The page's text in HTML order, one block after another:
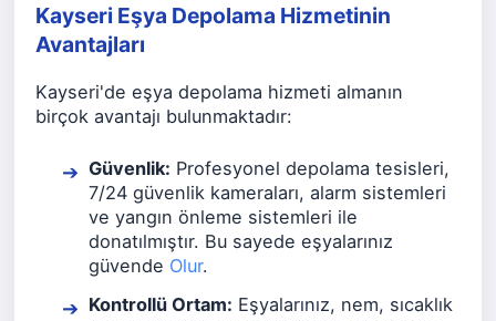
Kayseri Eşya Depolama Hizmetinin
Avantajları
Kayseri'de eşya depolama hizmeti almanın
birçok avantajı bulunmaktadır:
Güvenlik: Profesyonel depolama tesisleri,
7/24 güvenlik kameraları, alarm sistemleri
ve yangın önleme sistemleri ile
donatılmıştır. Bu sayede eşyalarınız
güvende Olur.
Kontrollü Ortam: Eşyalarınız, nem, sıcaklık